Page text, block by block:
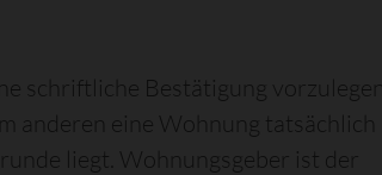
schriftliche Bestätigung vorzulegen,
anderen eine Wohnung tatsächlich
liegt. Wohnungsgeber ist der